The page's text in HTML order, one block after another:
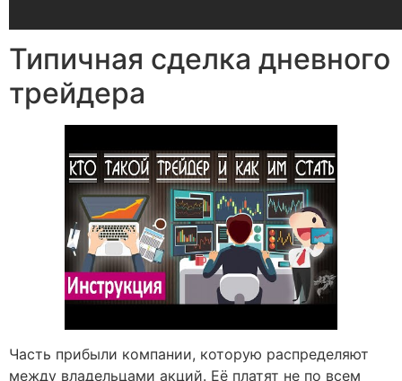
Типичная сделка дневного
трейдера
Часть прибыли компании, которую распределяют
между владельцами акций. Её платят не по всем